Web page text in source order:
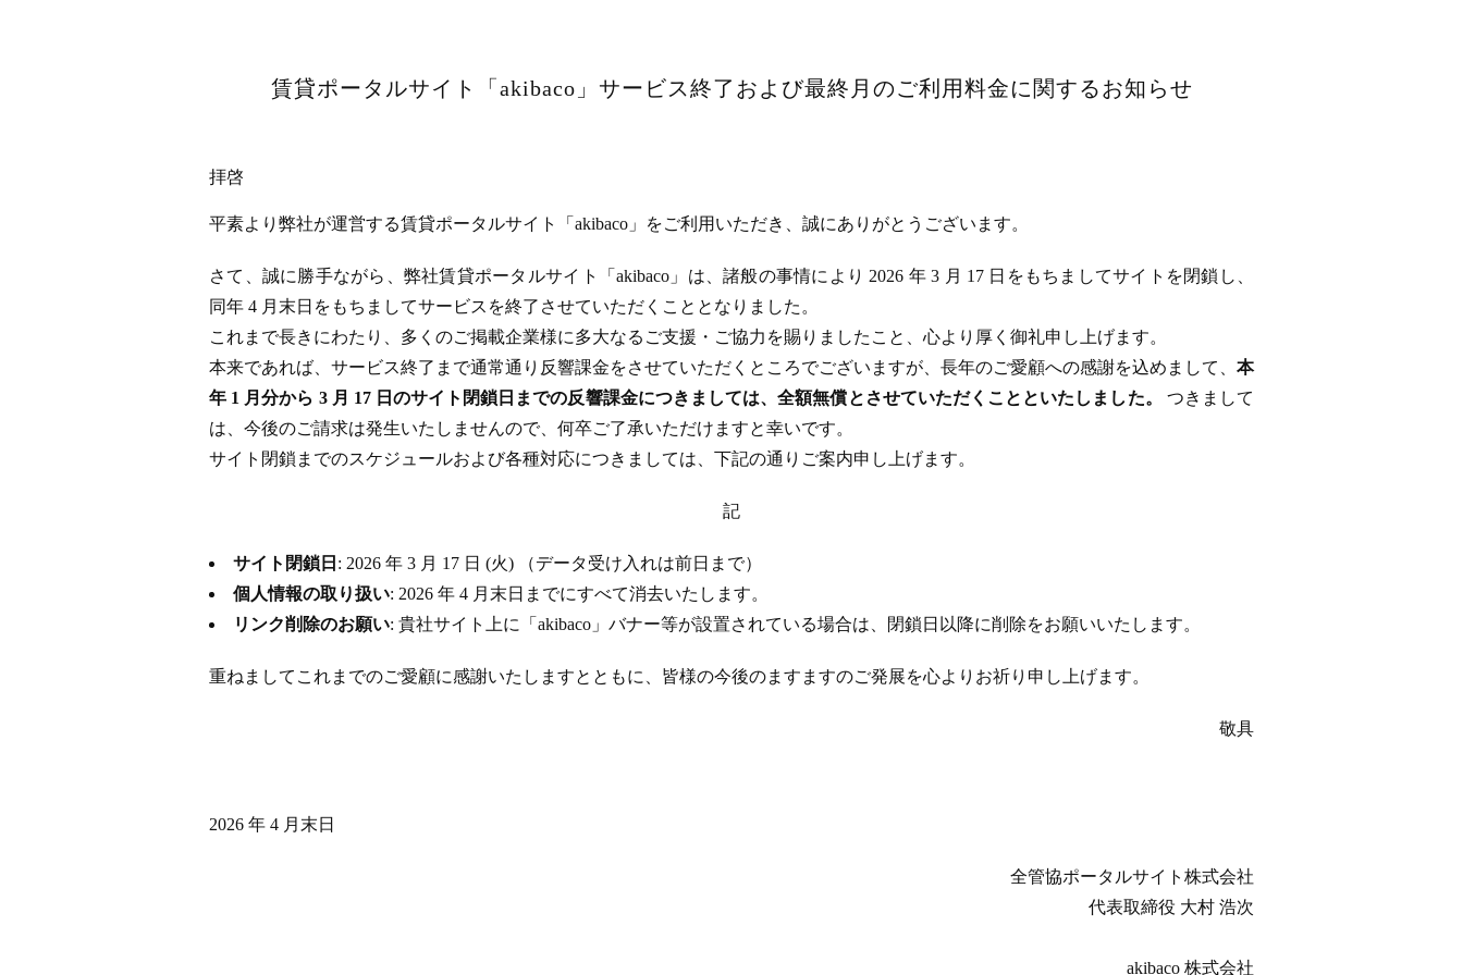
賃貸ポータルサイト「akibaco」サービス終了および最終月のご利用料金に関するお知らせ
拝啓
平素より弊社が運営する賃貸ポータルサイト「akibaco」をご利用いただき、誠にありがとうございます。
さて、誠に勝手ながら、弊社賃貸ポータルサイト「akibaco」は、諸般の事情により 2026 年 3 月 17 日をもちましてサイトを閉鎖し、
同年 4 月末日をもちましてサービスを終了させていただくこととなりました。
これまで長きにわたり、多くのご掲載企業様に多大なるご支援・ご協力を賜りましたこと、心より厚く御礼申し上げます。
本来であれば、サービス終了まで通常通り反響課金をさせていただくところでございますが、長年のご愛顧への感謝を込めまして、 本
年 1 月分から 3 月 17 日のサイト閉鎖日までの反響課金につきましては、全額無償とさせていただくことといたしました。 つきまして
は、今後のご請求は発生いたしませんので、何卒ご了承いただけますと幸いです。
サイト閉鎖までのスケジュールおよび各種対応につきましては、下記の通りご案内申し上げます。
記
サイト閉鎖日 : 2026 年 3 月 17 日 (火) （データ受け入れは前日まで）
個人情報の取り扱い: 2026 年 4 月末日までにすべて消去いたします。
リンク削除のお願い: 貴社サイト上に「akibaco」バナー等が設置されている場合は、閉鎖日以降に削除をお願いいたします。
重ねましてこれまでのご愛顧に感謝いたしますとともに、皆様の今後のますますのご発展を心よりお祈り申し上げます。
敬具
2026 年 4 月末日
全管協ポータルサイト株式会社
代表取締役 大村 浩次
akibaco 株式会社